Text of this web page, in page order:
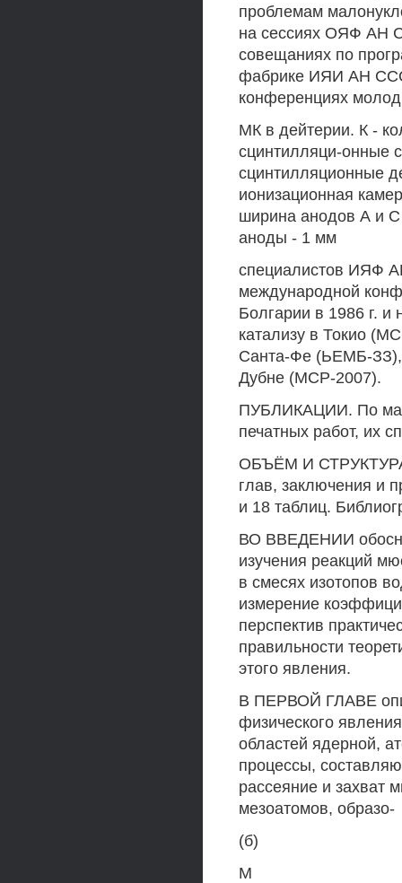
проблемам
на сессиях ОЯФ АН
совещаниях по
фабрике ИЯИ АН
конференциях
МК в дейтерии. К -
сцинтилляци-онные
сцинтилляционные
ионизационная
ширина анодов А и С
аноды - 1 мм
специалистов ИЯФ
международной
Болгарии в 1986 г.
катализу в Токио
Санта-Фе (ЬЕМБ-ЗЗ),
Дубне (МСР-2007).
ПУБЛИКАЦИИ. По
печатных работ, их
ОБЪЁМ И СТРУКТУРА
глав, заключения и
и 18 таблиц.
ВО ВВЕДЕНИИ
изучения реакций
в смесях изотопов
измерение
перспектив
правильности
этого явления.
В ПЕРВОЙ ГЛАВЕ
физического
областей ядерной,
процессы,
рассеяние и захват
мезоатомов, образо-
(б)
M